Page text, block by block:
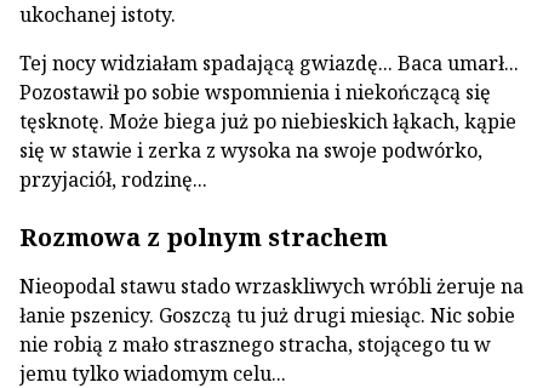
ukochanej istoty.
Tej nocy widziałam spadającą gwiazdę... Baca umarł...
Pozostawił po sobie wspomnienia i niekończącą się
tęsknotę. Może biega już po niebieskich łąkach, kąpie
się w stawie i zerka z wysoka na swoje podwórko,
przyjaciół, rodzinę...
Rozmowa z polnym strachem
Nieopodal stawu stado wrzaskliwych wróbli żeruje na
łanie pszenicy. Goszczą tu już drugi miesiąc. Nic sobie
nie robią z mało strasznego stracha, stojącego tu w
jemu tylko wiadomym celu...